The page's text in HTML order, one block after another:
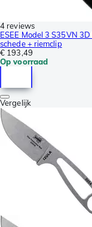
4 reviews
ESEE Model 3 S35VN
schede + riemclip
€ 193,49
Op voorraad
Vergelijk